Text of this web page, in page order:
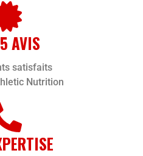
AVIS
satisfaits
Nutrition